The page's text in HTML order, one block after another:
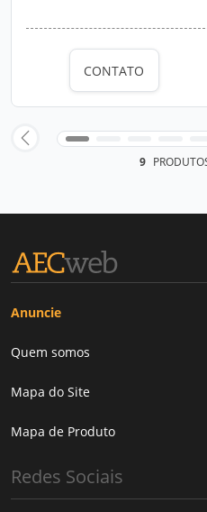
CONTATO
9
Anuncie
Quem somos
Mapa do Site
Mapa de Produto
Redes Sociais